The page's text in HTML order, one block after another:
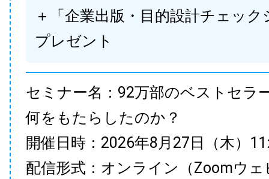
＋「企業出版・目的設計チェック
プレゼント
セミナー名：92万部のベストセラ
何をもたらしたのか？
開催日時：2026年8月27日（木）
配信形式：オンライン（Zoomウェ